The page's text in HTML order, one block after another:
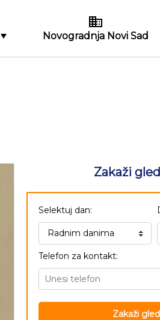
Novogradnja Novi Sad
Zakaži
Selektuj dan:
Telefon za kontakt:
Zakaži